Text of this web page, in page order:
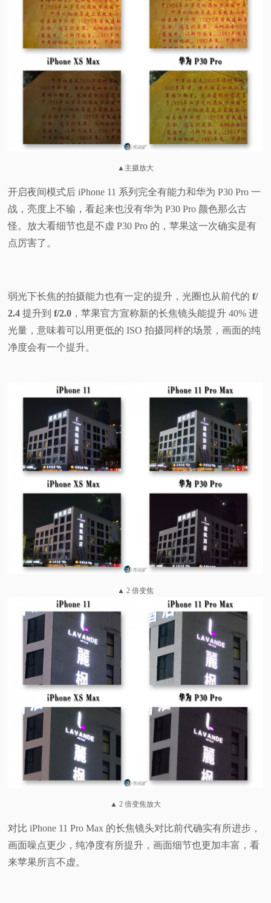
▲主摄放大
开启夜间模式后 iPhone 11 系列完全有能力和华为 P30 Pro 一
战，亮度上不输，看起来也没有华为 P30 Pro 颜色那么古
怪。放大看细节也是不虚 P30 Pro 的，苹果这一次确实是有
点厉害了。
弱光下长焦的拍摄能力也有一定的提升，光圈也从前代的 f/
2.4 提升到f/2.0 ，苹果官方宣称新的长焦镜头能提升 40% 进
光量，意味着可以用更低的 ISO 拍摄同样的场景，画面的纯
净度会有一个提升。
▲ 2 倍变焦
▲ 2 倍变焦放大
对比 iPhone 11 Pro Max 的长焦镜头对比前代确实有所进步，
画面噪点更少，纯净度有所提升，画面细节也更加丰富，看
来苹果所言不虚。